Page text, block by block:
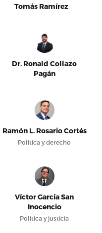
Tomás Ramírez
Dr. Ronald Collazo
Pagán
Ramón L. Rosario Cortés
Política y derecho
Víctor García San
Inocencio
Política y justicia